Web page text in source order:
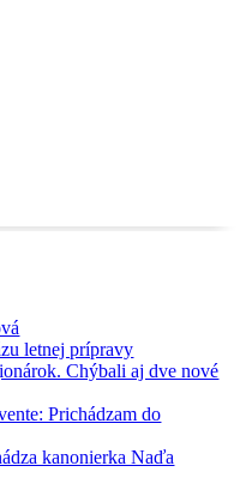
letnej prípravy
Chýbali aj dve nové
Prichádzam do
kanonierka Naďa